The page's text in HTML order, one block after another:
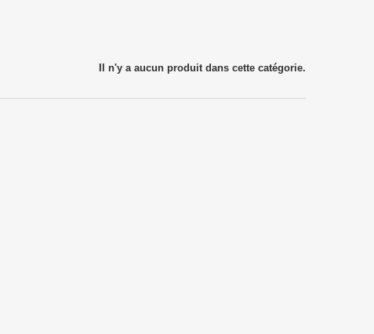
Il n'y a aucun produit dans cette catégorie.